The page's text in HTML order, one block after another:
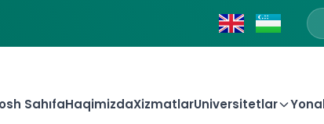
SahıfaHaqimizdaXizmatlarUniversitetlar